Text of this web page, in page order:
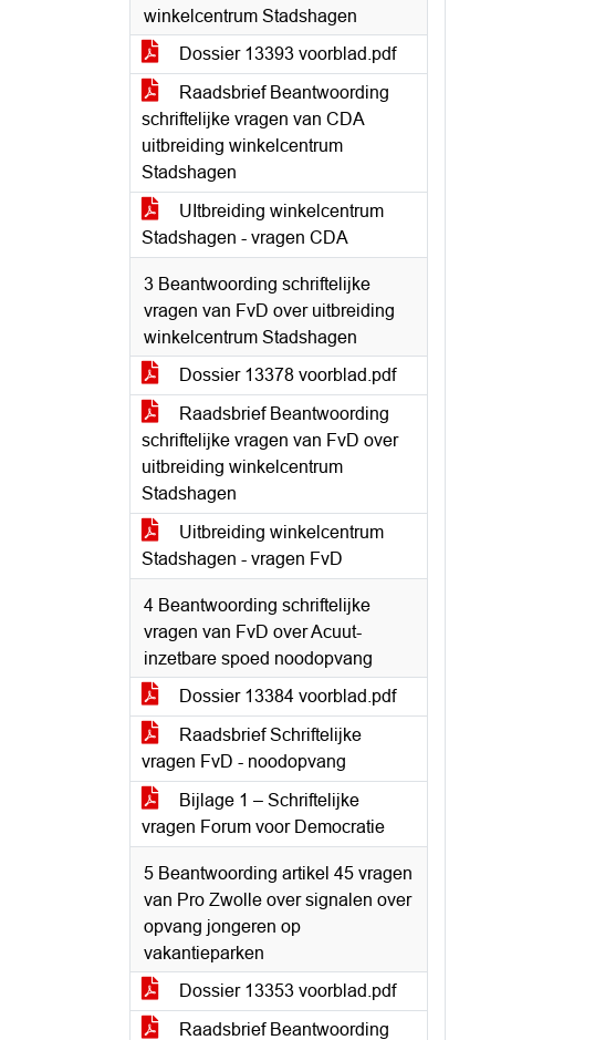
winkelcentrum Stadshagen
Dossier 13393 voorblad.pdf
Raadsbrief Beantwoording
schriftelijke vragen van CDA
uitbreiding winkelcentrum
Stadshagen
UItbreiding winkelcentrum
Stadshagen - vragen CDA
3 Beantwoording schriftelijke
vragen van FvD over uitbreiding
winkelcentrum Stadshagen
Dossier 13378 voorblad.pdf
Raadsbrief Beantwoording
schriftelijke vragen van FvD over
uitbreiding winkelcentrum
Stadshagen
Uitbreiding winkelcentrum
Stadshagen - vragen FvD
4 Beantwoording schriftelijke
vragen van FvD over Acuut-
inzetbare spoed noodopvang
Dossier 13384 voorblad.pdf
Raadsbrief Schriftelijke
vragen FvD - noodopvang
Bijlage 1 – Schriftelijke
vragen Forum voor Democratie
5 Beantwoording artikel 45 vragen
van Pro Zwolle over signalen over
opvang jongeren op
vakantieparken
Dossier 13353 voorblad.pdf
Raadsbrief Beantwoording